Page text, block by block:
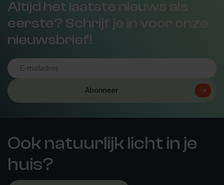
Altijd het laatste nieuws als
eerste? Schrijf je in voor onze
nieuwsbrief!
Abonneer
Ook natuurlijk licht in je
huis?